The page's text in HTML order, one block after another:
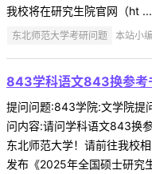
我校将在研究生院官网（ht ...
东北师范大学考研问题 本站小
843学科语文843换参考
提问问题:843学院:文学院
问内容:请问学科语文843换
东北师范大学！请前往我校
发布《2025年全国硕士研究